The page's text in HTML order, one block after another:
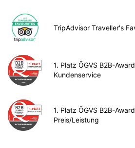
TripAdvisor Traveller's
1. Platz ÖGVS B2B-
Kundenservice
1. Platz ÖGVS B2B-
Preis/Leistung